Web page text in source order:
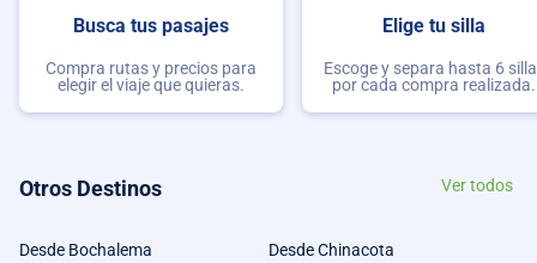
Busca tus pasajes
Compra rutas y precios para
elegir el viaje que quieras.
Elige tu silla
Escoge y separa hasta 6
por cada compra realizada.
Otros Destinos Ver todos
Desde Bochalema Desde Chinacota